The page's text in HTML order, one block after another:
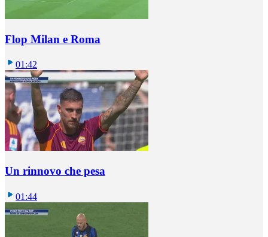
Flop Milan e Roma
01:42
Un rinnovo che pesa
01:44